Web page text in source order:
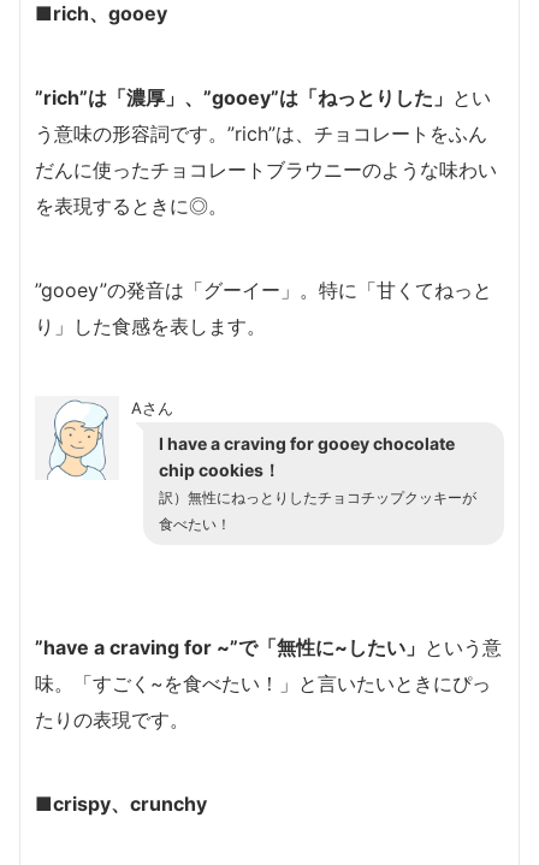
■rich、gooey
”rich”は「濃厚」、”gooey”は「ねっとりした」 とい
う意味の形容詞です。”rich”は、チョコレートをふん
だんに使ったチョコレートブラウニーのような味わい
を表現するときに◎。
”gooey”の発音は「グーイー」。特に「甘くてねっと
り」した食感を表します。
Aさん
I have a craving for gooey chocolate
chip cookies！
訳） 無性にねっとりしたチョコチップクッキーが
食べたい！
”have a craving for ~”で「無性に~したい」 という意
味。「すごく~を食べたい！」と言いたいときにぴっ
たりの表現です。
■crispy、crunchy